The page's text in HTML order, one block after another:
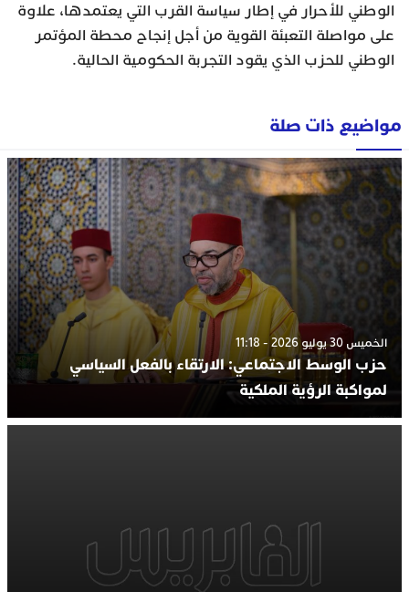
الوطني للأحرار في إطار سياسة القرب التي يعتمدها، علاوة
على مواصلة التعبئة القوية من أجل إنجاح محطة المؤتمر
الوطني للحزب الذي يقود التجربة الحكومية الحالية.
مواضيع ذات صلة
الخميس 30 يوليو 2026 - 11:18
حزب الوسط الاجتماعي: الارتقاء بالفعل السياسي
لمواكبة الرؤية الملكية